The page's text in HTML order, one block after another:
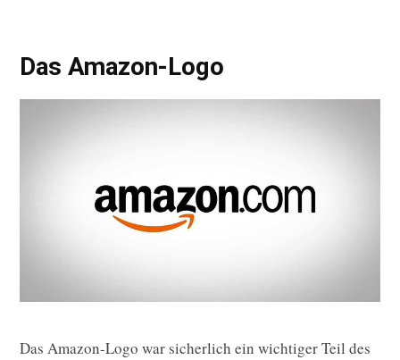
Das Amazon-Logo
Das Amazon-Logo war sicherlich ein wichtiger Teil des